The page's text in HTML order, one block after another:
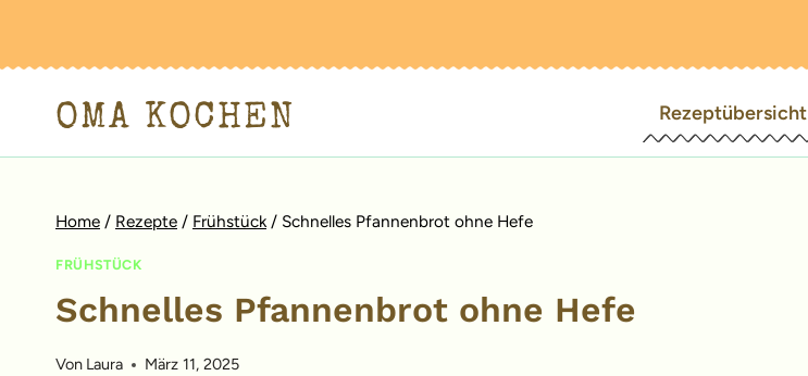
OMA KOCHEN Rezeptübersicht
Home / Rezepte / Frühstück / Schnelles Pfannenbrot ohne Hefe
FRÜHSTÜCK
Schnelles Pfannenbrot ohne Hefe
Von Laura März 11, 2025